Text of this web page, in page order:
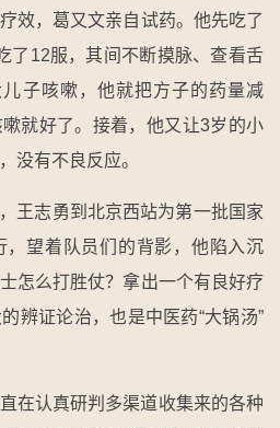
效，葛又文亲自试药。他先吃了
了12服，其间不断摸脉、查看舌
子咳嗽，他就把方子的药量减
就好了。接着，他又让3岁的小
没有不良反应。
王志勇到北京西站为第一批国家
望着队员们的背影，他陷入沉
怎么打胜仗？拿出一个有良好疗
辨证论治，也是中医药“大锅汤”
在认真研判多渠道收集来的各种